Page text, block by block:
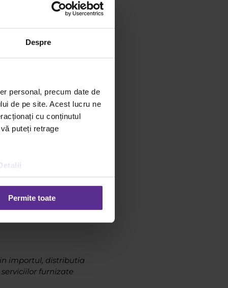
Despre
personal, precum date de
de pe site. Acest lucru ne
cu conținutul
puteți retrage
Permite toate
scris
importul, distributia
furnizate